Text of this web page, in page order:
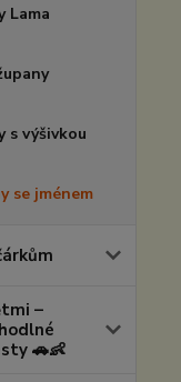
Lama
s výšivkou
se jménem
–
🚗👶